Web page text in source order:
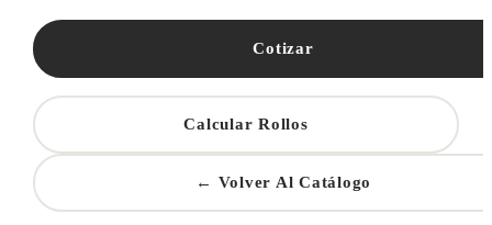
Cotizar
Calcular Rollos
← Volver Al Catálogo